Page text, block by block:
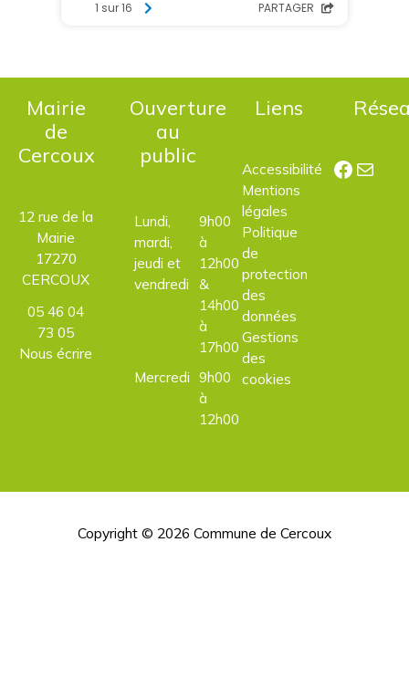
Mairie
de
Cercoux
12 rue de la
Mairie
17270
CERCOUX
05 46 04
73 05
Nous écrire
Ouverture
au
public
Lundi,
mardi,
jeudi et
vendredi
9h00
à
12h00
&
14h00
à
17h00
Mercredi 9h00
à
12h00
Liens
Accessibilité
Mentions
légales
Politique
de
protection
des
données
Gestions
des
cookies
E-mail
Copyright © 2026 Commune de Cercoux